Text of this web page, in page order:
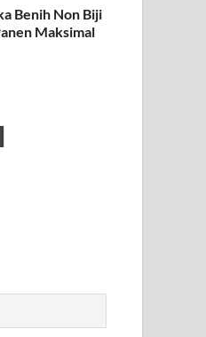
Benih Non Biji
Maksimal